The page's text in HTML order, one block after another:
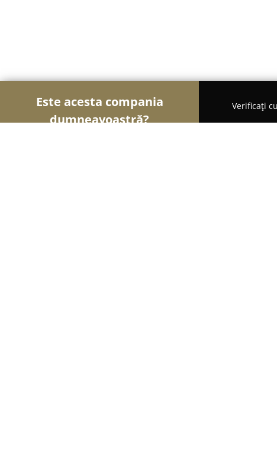
Este acesta compania
dumneavoastră?
Verificați